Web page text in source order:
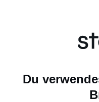
Du